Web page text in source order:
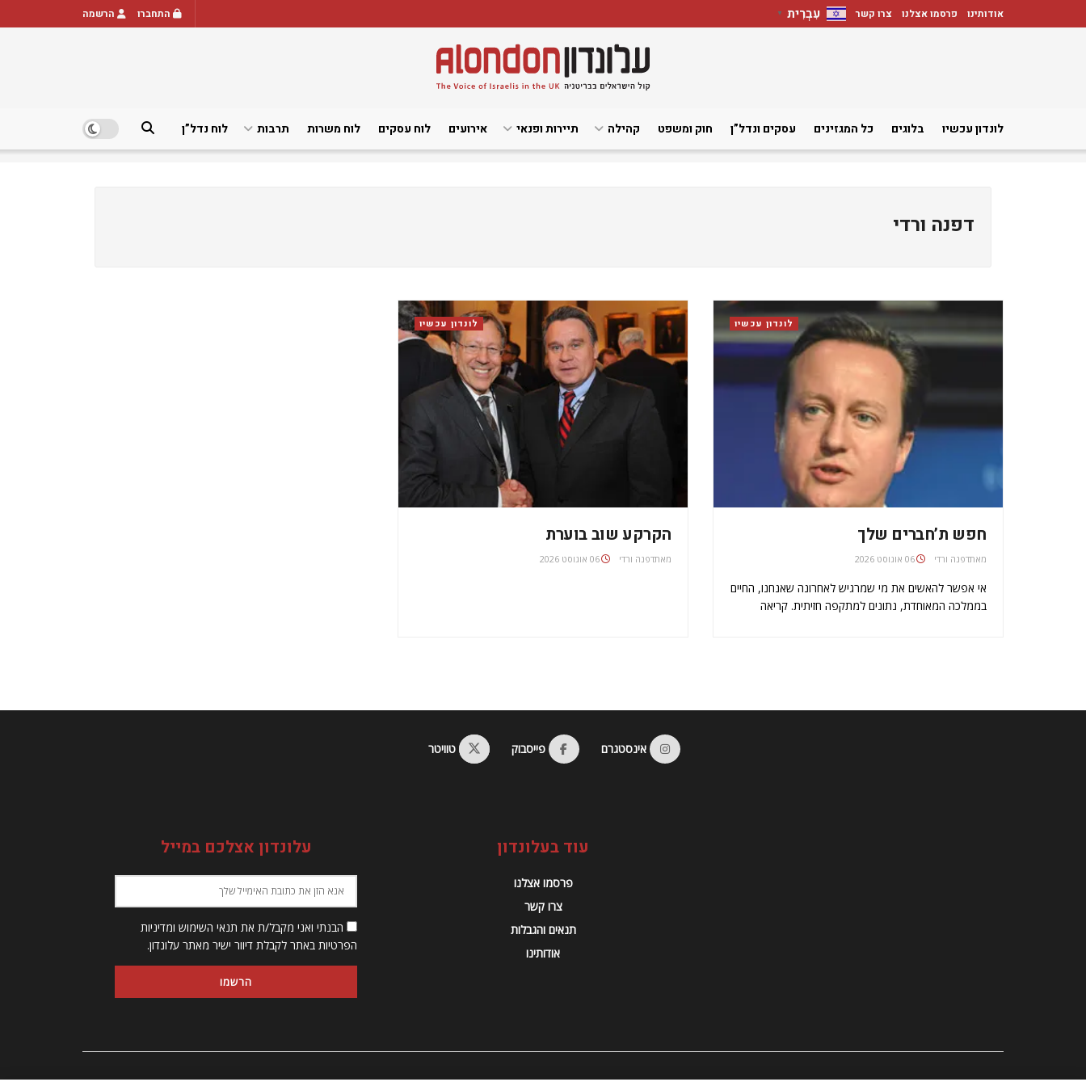
אודותינו פרסמו אצלנו צרו קשר עִבְרִית ▼ התחברו הרשמה
לונדון עכשיו בלוגים כל המגזינים עסקים ונדל”ן חוק ומשפט קהילה תיירות ופנאי אירועים לוח עסקים לוח משרות תרבות לוח נדל”ן
דפנה ורדי
לונדון עכשיו
חפש ת’חברים שלך
מאתדפנה ורדי 06 אוגוסט 2026
אי אפשר להאשים את מי שמרגיש לאחרונה שאנחנו, החיים
בממלכה המאוחדת, נתונים למתקפה חזיתית. קריאה
לונדון עכשיו
הקרקע שוב בוערת
מאתדפנה ורדי 06 אוגוסט 2026
אינסטגרם פייסבוק טוויטר
עוד בעלונדון
פרסמו אצלנו
צרו קשר
תנאים והגבלות
אודותינו
עלונדון אצלכם במייל
הבנתי ואני מקבל/ת את תנאי השימוש ומדיניות
הפרטיות באתר לקבלת דיוור ישיר מאתר עלונדון.